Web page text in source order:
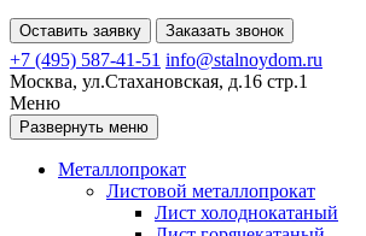
Оставить заявку Заказать звонок
+7 (495) 587-41-51 info@stalnoydom.ru
Москва, ул.Стахановская, д.16 стр.1
Меню
Развернуть меню
Металлопрокат
Листовой металлопрокат
Лист холоднокатаный